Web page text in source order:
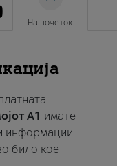
На почеток
A1 имате
информации
било кое